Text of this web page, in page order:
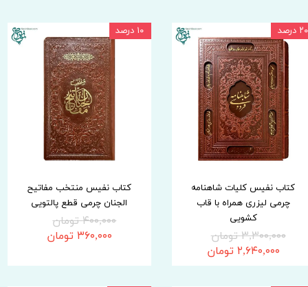
کتاب نفیس کلیات شاهنامه
چرمی لیزری همراه با قاب
کشویی
۳,۳۰۰,۰۰۰ تومان
۲,۶۴۰,۰۰۰ تومان
۲۰ درصد
کتاب نفیس منتخب مفاتیح
الجنان چرمی قطع پالتویی
۴۰۰,۰۰۰ تومان
۳۶۰,۰۰۰ تومان
۱۰ درصد